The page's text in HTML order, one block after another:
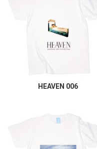
HEAVEN 006